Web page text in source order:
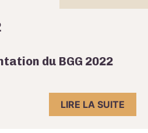
du BGG 2022
LIRE LA SUITE